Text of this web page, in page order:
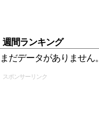
週間ランキング
まだデータがありません。
スポンサーリンク